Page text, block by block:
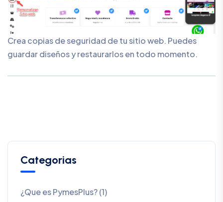
Crea copias de seguridad de tu sitio web. Puedes
guardar diseños y restaurarlos en todo momento.
Categorias
¿Que es PymesPlus? (1)